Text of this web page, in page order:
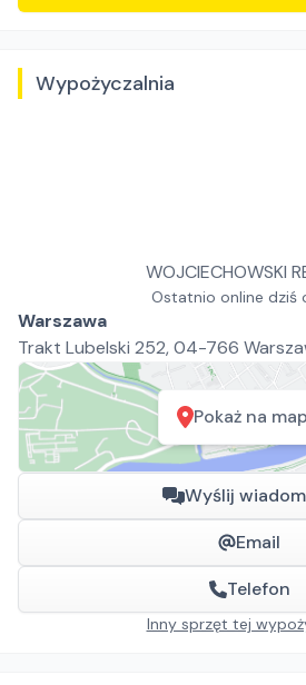
Wypożyczalnia
WOJCIECHOWSKI
Ostatnio online dziś
Warszawa
Trakt Lubelski 252, 04-766
Pokaż na
Wyślij
Email
Telefon
Inny sprzęt tej